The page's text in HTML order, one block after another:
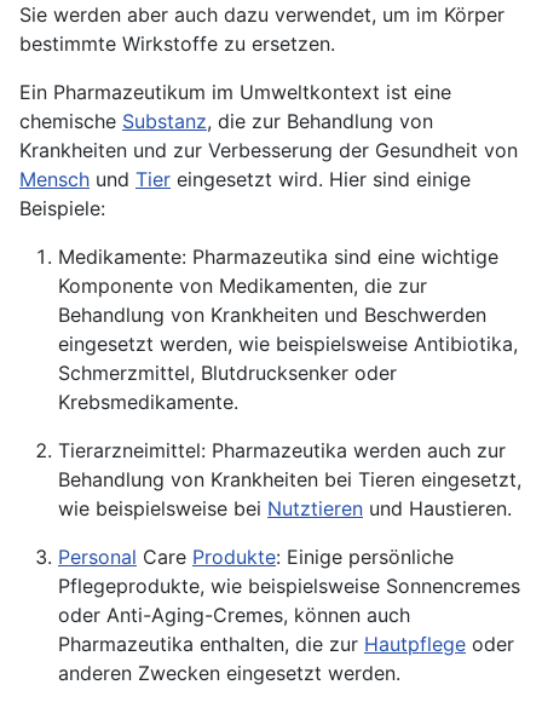
Sie werden aber auch dazu verwendet, um im Körper
bestimmte Wirkstoffe zu ersetzen.
Ein Pharmazeutikum im Umweltkontext ist eine
chemische Substanz, die zur Behandlung von
Krankheiten und zur Verbesserung der Gesundheit von
Mensch und Tier eingesetzt wird. Hier sind einige
Beispiele:
Medikamente: Pharmazeutika sind eine wichtige
Komponente von Medikamenten, die zur
Behandlung von Krankheiten und Beschwerden
eingesetzt werden, wie beispielsweise Antibiotika,
Schmerzmittel, Blutdrucksenker oder
Krebsmedikamente.
Tierarzneimittel: Pharmazeutika werden auch zur
Behandlung von Krankheiten bei Tieren eingesetzt,
wie beispielsweise bei Nutztieren und Haustieren.
Personal Care Produkte: Einige persönliche
Pflegeprodukte, wie beispielsweise Sonnencremes
oder Anti-Aging-Cremes, können auch
Pharmazeutika enthalten, die zur Hautpflege oder
anderen Zwecken eingesetzt werden.